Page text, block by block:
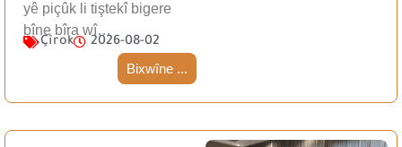
yê piçûk li tiştekî bigere
bîne bîra wî…
Çîrok 2026-08-02
Bixwîne ...